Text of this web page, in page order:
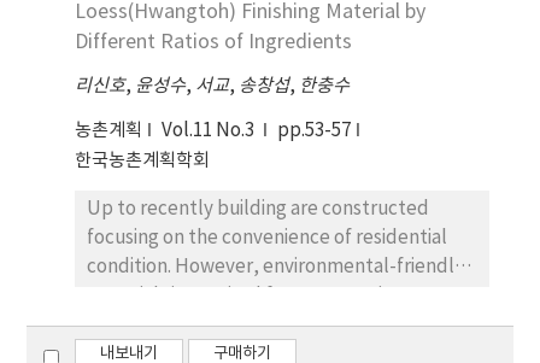
Loess(Hwangtoh) Finishing Material by
Different Ratios of Ingredients
리신호, 윤성수, 서교, 송창섭, 한충수
농촌계획 Vol.11 No.3
pp.53-57
한국농촌계획학회
Up to recently building are constructed
focusing on the convenience of residential
condition. However, environmental-friendly
people are spending more time inside
buildings and causes of many problems like
내보내기 구매하기